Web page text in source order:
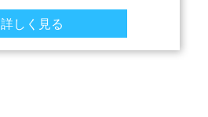
詳しく見る